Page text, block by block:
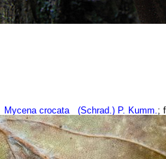
Mycena crocata (Schrad.) P. Kumm.;